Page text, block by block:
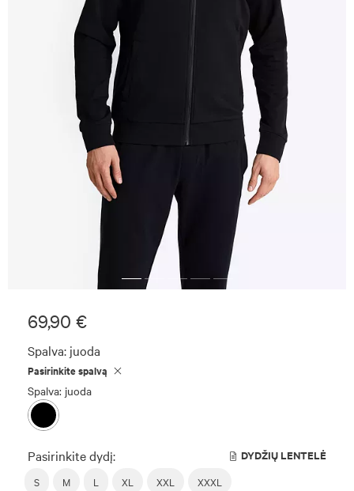
69,90 €
Spalva: juoda
Pasirinkite spalvą
Spalva: juoda
Pasirinkite dydį: DYDŽIŲ LENTELĖ
S M L XL XXL XXXL